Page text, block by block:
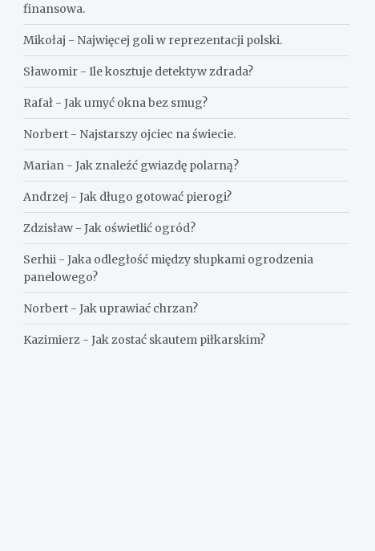
finansowa.
Mikołaj - Najwięcej goli w reprezentacji polski.
Sławomir -Ile kosztuje detektyw zdrada?
Rafał -Jak umyć okna bez smug?
Norbert - Najstarszy ojciec na świecie.
Marian -Jak znaleźć gwiazdę polarną?
Andrzej -Jak długo gotować pierogi?
Zdzisław -Jak oświetlić ogród?
Serhii -Jaka odległość między słupkami ogrodzenia
panelowego?
Norbert -Jak uprawiać chrzan?
Kazimierz -Jak zostać skautem piłkarskim?